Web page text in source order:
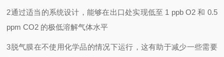
2通过适当的系统设计，能够在出口处实现低至 1 ppb O2 和 0.5
ppm CO2 的极低溶解气体水平
3脱气膜在不使用化学品的情况下运行，这有助于减少一些需要